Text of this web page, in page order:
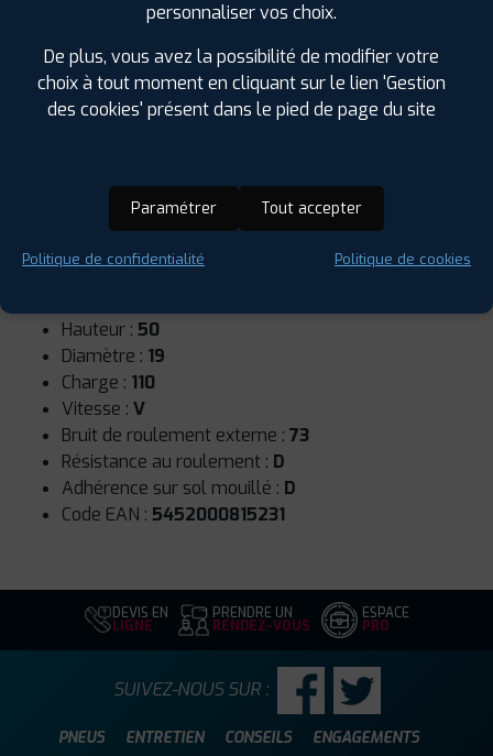
Saison :
Hiver
Hauteur : 50
Diamètre : 19
Charge : 110
Vitesse : V
Bruit de roulement externe : 73
Résistance au roulement : D
Adhérence sur sol mouillé : D
Code EAN : 5452000815231
DEVIS EN
LIGNE
PRENDRE UN
RENDEZ-VOUS
ESPACE
PRO
PNEUS ENTRETIEN CONSEILS ENGAGEMENTS
SUIVEZ-NOUS SUR :
personnaliser vos choix.
De plus, vous avez la possibilité de modifier votre
choix à tout moment en cliquant sur le lien 'Gestion
des cookies' présent dans le pied de page du site
Paramétrer Tout accepter
Politique de confidentialité Politique de cookies